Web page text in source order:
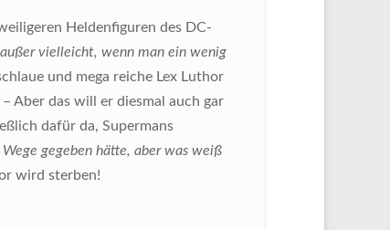
Heldenfiguren des DC-
außer vielleicht, wenn man ein wenig
und mega reiche Lex Luthor
Aber das will er diesmal auch gar
dafür da, Supermans
gegeben hätte, aber was weiß
wird sterben!